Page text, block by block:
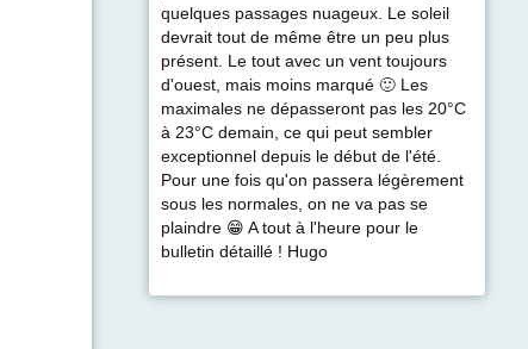
quelques passages nuageux. Le soleil
devrait tout de même être un peu plus
présent. Le tout avec un vent toujours
d'ouest, mais moins marqué 🙂 Les
maximales ne dépasseront pas les 20°C
à 23°C demain, ce qui peut sembler
exceptionnel depuis le début de l'été.
Pour une fois qu'on passera légèrement
sous les normales, on ne va pas se
plaindre 😁 A tout à l'heure pour le
bulletin détaillé ! Hugo